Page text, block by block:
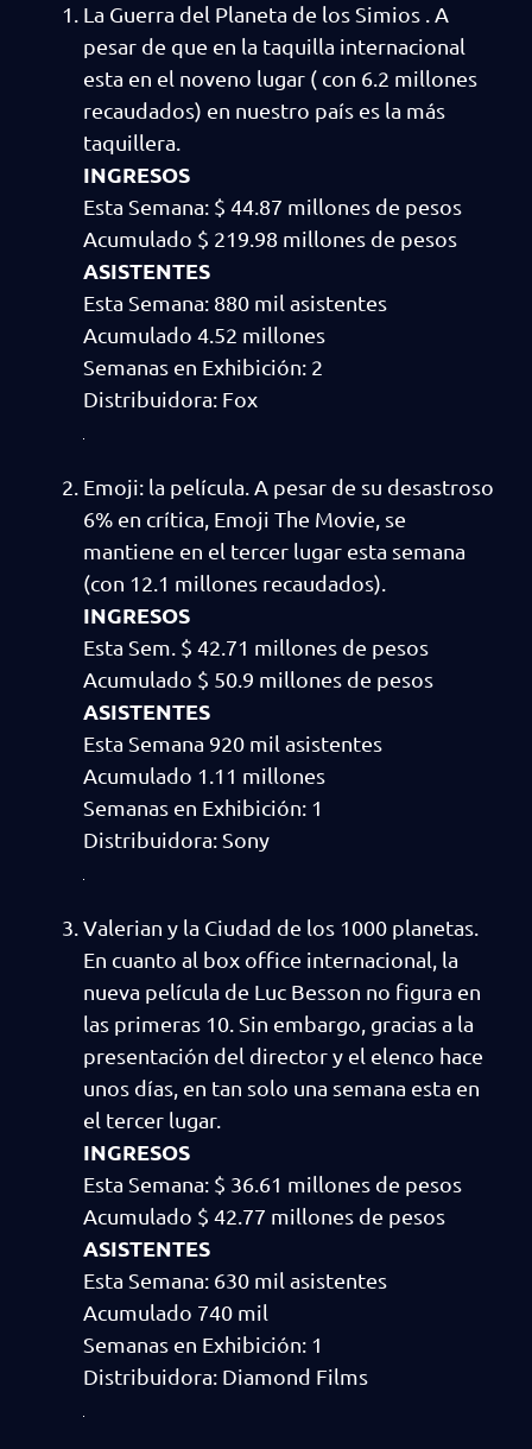
La Guerra del Planeta de los Simios . A
pesar de que en la taquilla internacional
esta en el noveno lugar ( con 6.2 millones
recaudados) en nuestro país es la más
taquillera.
INGRESOS
Esta Semana: $ 44.87 millones de pesos
Acumulado $ 219.98 millones de pesos
ASISTENTES
Esta Semana: 880 mil asistentes
Acumulado 4.52 millones
Semanas en Exhibición: 2
Distribuidora: Fox
Emoji: la película. A pesar de su desastroso
6% en crítica, Emoji The Movie, se
mantiene en el tercer lugar esta semana
(con 12.1 millones recaudados).
INGRESOS
Esta Sem. $ 42.71 millones de pesos
Acumulado $ 50.9 millones de pesos
ASISTENTES
Esta Semana 920 mil asistentes
Acumulado 1.11 millones
Semanas en Exhibición: 1
Distribuidora: Sony
Valerian y la Ciudad de los 1000 planetas.
En cuanto al box office internacional, la
nueva película de Luc Besson no figura en
las primeras 10. Sin embargo, gracias a la
presentación del director y el elenco hace
unos días, en tan solo una semana esta en
el tercer lugar.
INGRESOS
Esta Semana: $ 36.61 millones de pesos
Acumulado $ 42.77 millones de pesos
ASISTENTES
Esta Semana: 630 mil asistentes
Acumulado 740 mil
Semanas en Exhibición: 1
Distribuidora: Diamond Films